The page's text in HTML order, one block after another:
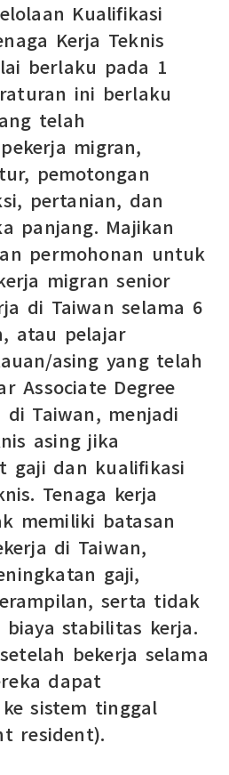
Kualifikasi
Kerja Teknis
berlaku pada 1
ini berlaku
telah
migran,
pemotongan
pertanian, dan
panjang. Majikan
permohonan untuk
migran senior
di Taiwan selama 6
atau pelajar
asing yang telah
Associate Degree
Taiwan, menjadi
asing jika
gaji dan kualifikasi
Tenaga kerja
memiliki batasan
di Taiwan,
gaji,
serta tidak
stabilitas kerja.
bekerja selama
dapat
sistem tinggal
resident).